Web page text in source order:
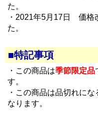
た。
・2021年5月17日 価格
た。
■特記事項
・この商品は季節限定品
す。
・この商品は品切れに
なります。